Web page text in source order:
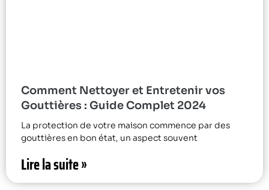
Comment Nettoyer et Entretenir vos
Gouttières : Guide Complet 2024
La protection de votre maison commence par des
gouttières en bon état, un aspect souvent
Lire la suite »